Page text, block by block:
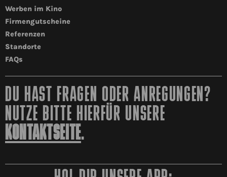
Werben im Kino
Firmengutscheine
Referenzen
Standorte
FAQs
DU HAST FRAGEN ODER ANREGUNGEN?
NUTZE BITTE HIERFÜR UNSERE
KONTAKTSEITE.